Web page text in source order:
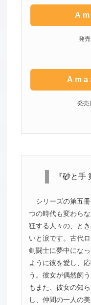
発
発売
『砂と手
シリーズの第五
つの時代も変わら
狂する人々の、と
いと涙です。古代
剣闘士に夢中にな
ように彼を愛し、
う。彼女が偶然飼
もまた、彼女の知
し、仲間の一人の